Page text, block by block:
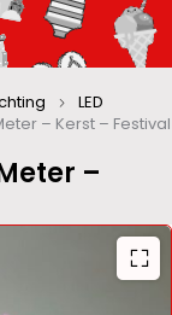
–
LED
– Kerst – Festival